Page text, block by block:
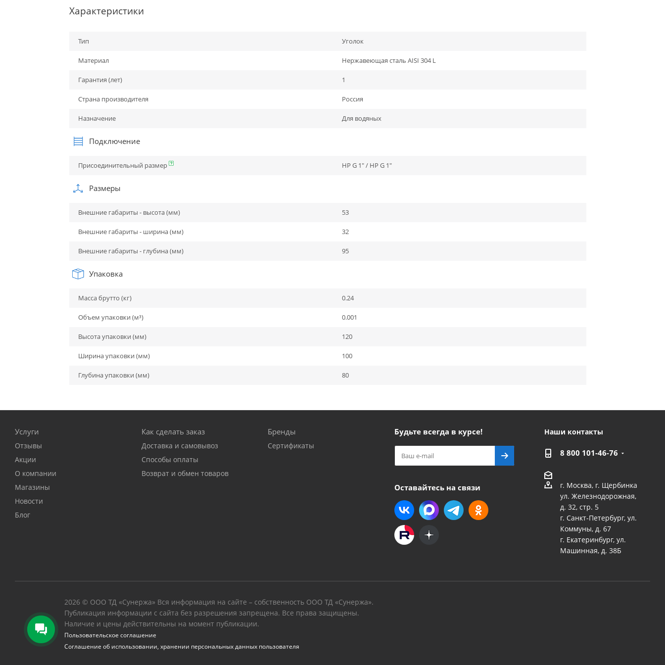
Характеристики
Тип Уголок
Материал Нержавеющая сталь AISI 304 L
Гарантия (лет) 1
Страна производителя Россия
Назначение Для водяных
Подключение
Присоединительный размер НР G 1" / НР G 1"
Размеры
Внешние габариты - высота (мм) 53
Внешние габариты - ширина (мм) 32
Внешние габариты - глубина (мм) 95
Упаковка
Масса брутто (кг) 0.24
Объем упаковки (м³) 0.001
Высота упаковки (мм) 120
Ширина упаковки (мм) 100
Глубина упаковки (мм) 80
Услуги
Отзывы
Акции
О компании
Магазины
Новости
Блог
Как сделать заказ
Доставка и самовывоз
Способы оплаты
Возврат и обмен товаров
Бренды
Сертификаты
Будьте всегда в курсе!
Оставайтесь на связи
Наши контакты
8 800 101-46-76
г. Москва, г. Щербинка
ул. Железнодорожная,
д. 32, стр. 5
г. Санкт-Петербург, ул.
Коммуны, д. 67
г. Екатеринбург, ул.
Машинная, д. 38Б
2026 © ООО ТД «Сунержа» Вся информация на сайте – собственность ООО ТД «Сунержа».
Публикация информации с сайта без разрешения запрещена. Все права защищены.
Наличие и цены действительны на момент публикации.
Пользовательское соглашение
Соглашение об использовании, хранении персональных данных пользователя